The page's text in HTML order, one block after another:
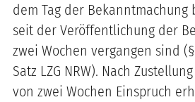
dem Tag der Bekanntmachung
seit der Veröffentlichung der
zwei Wochen vergangen sind
Satz LZG NRW). Nach
von zwei Wochen Einspruch